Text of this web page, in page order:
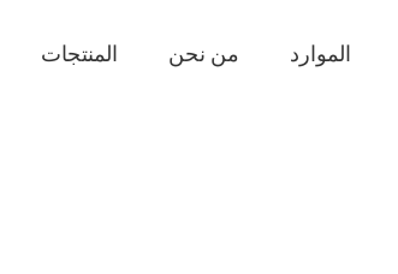
المنتجات من نحن الموارد